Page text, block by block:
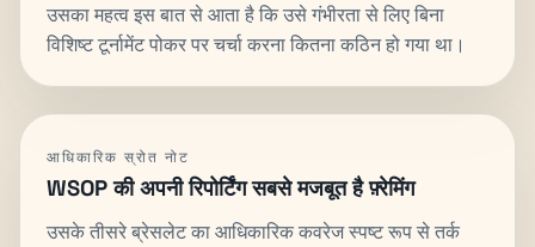
उसका महत्व इस बात से आता है कि उसे गंभीरता से लिए बिना
विशिष्ट टूर्नामेंट पोकर पर चर्चा करना कितना कठिन हो गया था।
आधिकारिक स्रोत नोट
WSOP की अपनी रिपोर्टिंग सबसे मजबूत है फ़्रेमिंग
उसके तीसरे ब्रेसलेट का आधिकारिक कवरेज स्पष्ट रूप से तर्क